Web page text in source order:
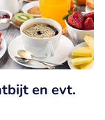
en evt.